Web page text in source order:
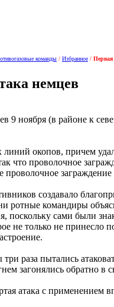
команды / Избранное / Первая
немцев
9 ноября (в районе к
линий окопов, причем
что проволочное
проволочное
создавало
ротные командиры
поскольку сами были
не только не принесло
раза пытались
загонялись обратно в
атака с применением